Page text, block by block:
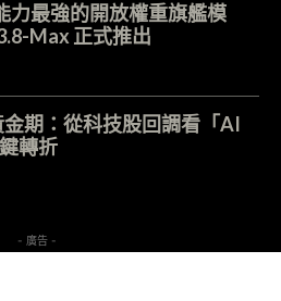
力最強的開放權重旗艦模
Max 正式推出
期：從科技股回調看「AI
轉折
- 廣告 -